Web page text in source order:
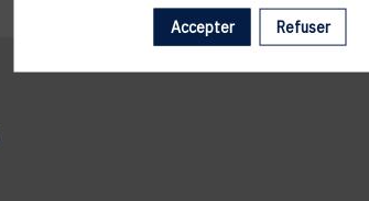
Accepter Refuser